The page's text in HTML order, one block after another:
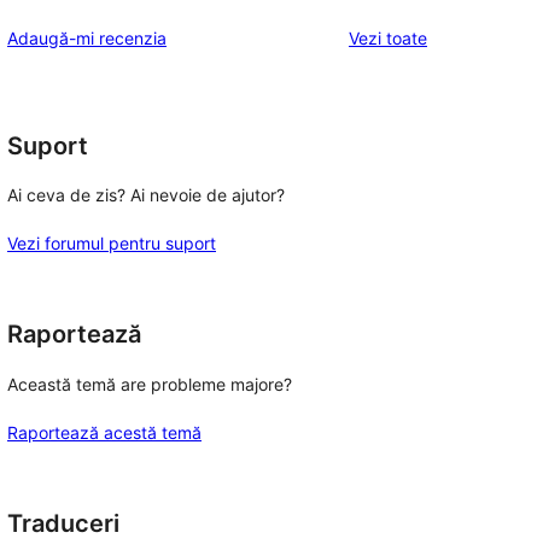
Adaugă-mi recenzia Vezi toaterecenziile
Suport
Ai ceva de zis? Ai nevoie de ajutor?
Vezi forumul pentru suport
Raportează
Această temă are probleme majore?
Raportează acestă temă
Traduceri